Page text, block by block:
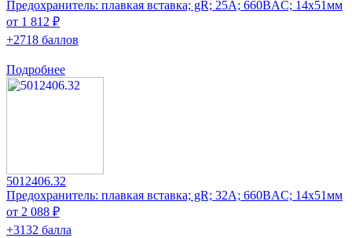
Предохранитель: плавкая вставка; gR; 25А; 660ВAC; 14x51мм
от 1 812 ₽
+2718 баллов
Подробнее
5012406.32
Предохранитель: плавкая вставка; gR; 32А; 660ВAC; 14x51мм
от 2 088 ₽
+3132 балла